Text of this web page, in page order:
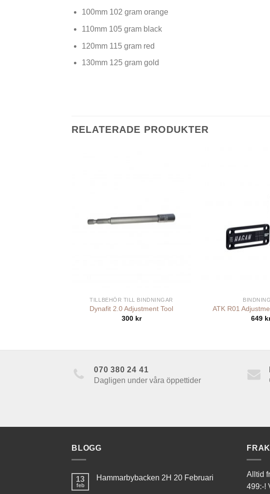
100mm 102 gram orange
110mm 105 gram black
120mm 115 gram red
130mm 125 gram gold
RELATERADE PRODUKTER
TILLBEHÖR TILL BINDNINGAR
Dynafit 2.0 Adjustment Tool
300 kr
ATK R01
649
070 380 24 41
Dagligen under våra öppettider
BLOGG
13
feb
Hammarbybacken 2H 20 Februari
Alltid
499:-!